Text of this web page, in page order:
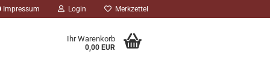
Impressum Login Merkzettel
Ihr Warenkorb
0,00 EUR